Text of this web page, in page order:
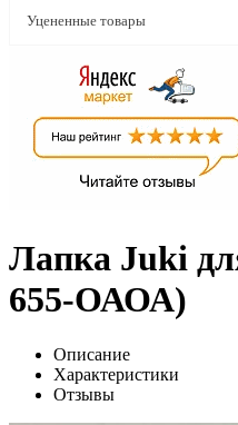
Уцененные товары
Лапка Juki
655-ОАОА)
Описание
Характеристики
Отзывы